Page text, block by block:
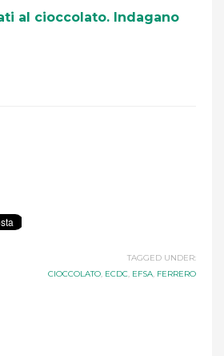
al cioccolato. Indagano
TAGGED UNDER:
CIOCCOLATO, ECDC, EFSA, FERRERO